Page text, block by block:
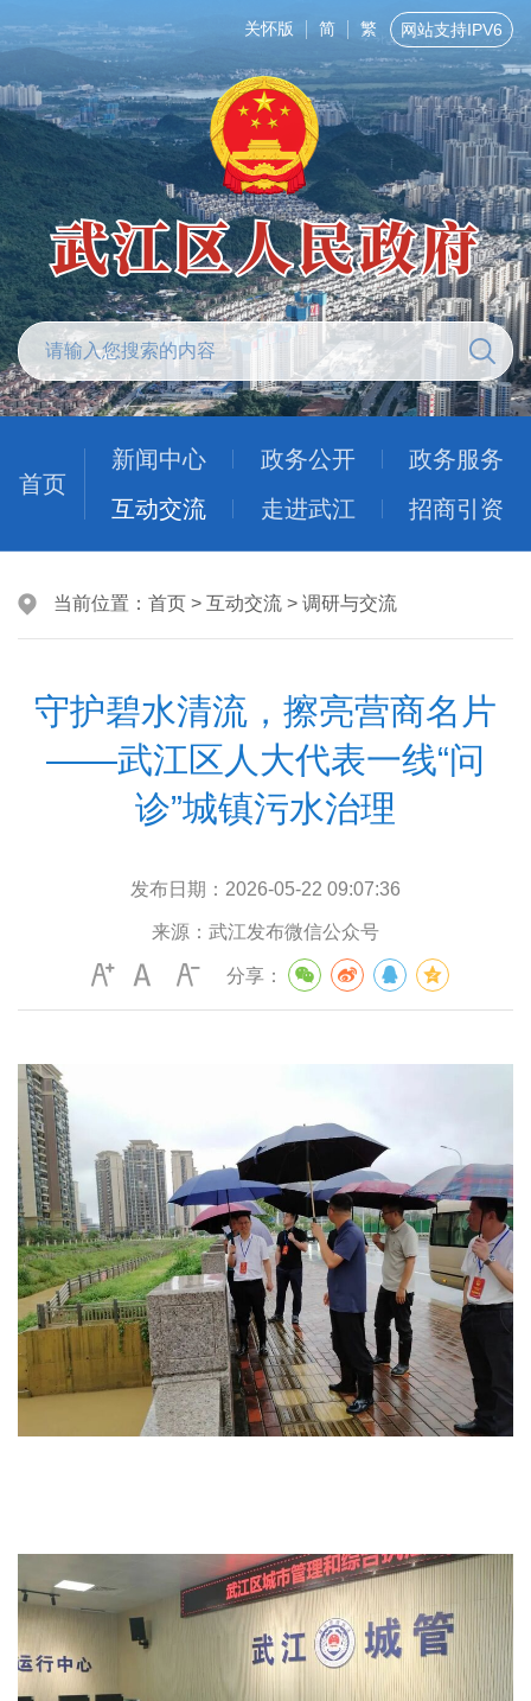
关怀版 简 繁 网站支持IPV6
首页
新闻中心 政务公开
政务服务
互动交流
走进武江 招商引资
当前位置： 首页 > 互动交流 > 调研与交流
守护碧水清流，擦亮营商名片
——武江区人大代表一线“问
诊”城镇污水治理
发布日期： 2026-05-22 09:07:36
来源： 武江发布微信公众号
分享：